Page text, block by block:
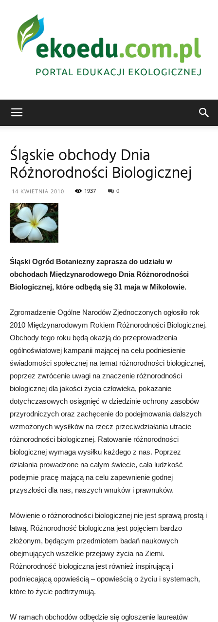
ekologiczna
Śląskie obchody Dnia
Różnorodności Biologicznej
14 KWIETNIA 2010 1937 0
Śląski Ogród Botaniczny zaprasza do udziału w
obchodach Międzynarodowego Dnia Różnorodności
Biologicznej, które odbędą się 31 maja w Mikołowie.
Zgromadzenie Ogólne Narodów Zjednoczonych ogłosiło rok
2010 Międzynarodowym Rokiem Różnorodności Biologicznej.
Obchody tego roku będą okazją do przeprowadzenia
ogólnoświatowej kampanii mającej na celu podniesienie
świadomości społecznej na temat różnorodności biologicznej,
poprzez zwrócenie uwagi na znaczenie różnorodności
biologicznej dla jakości życia człowieka, pokazanie
dotychczasowych osiągnięć w dziedzinie ochrony zasobów
przyrodniczych oraz zachęcenie do podejmowania dalszych
wzmożonych wysiłków na rzecz przeciwdziałania utracie
różnorodności biologicznej. Ratowanie różnorodności
biologicznej wymaga wysiłku każdego z nas. Poprzez
działania prowadzone na całym świecie, cała ludzkość
podejmie pracę mającą na celu zapewnienie godnej
przyszłości dla nas, naszych wnuków i prawnuków.
Mówienie o różnorodności biologicznej nie jest sprawą prostą i
łatwą. Różnorodność biologiczna jest pojęciem bardzo
złożonym, będącym przedmiotem badań naukowych
obejmujących wszelkie przejawy życia na Ziemi.
Różnorodność biologiczna jest również inspirującą i
podniecającą opowieścią – opowieścią o życiu i systemach,
które to życie podtrzymują.
W ramach obchodów odbędzie się ogłoszenie laureatów